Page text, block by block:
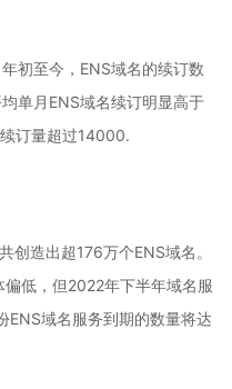
初至今，ENS域名的续订数
单月ENS域名续订明显高于
订量超过14000.
创造出超176万个ENS域名。
低，但2022年下半年域名服
ENS域名服务到期的数量将达